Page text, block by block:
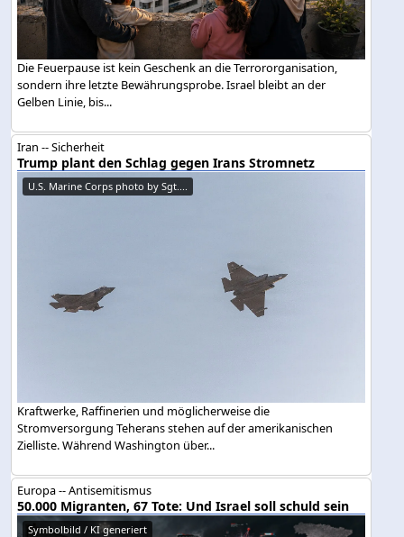
Die Feuerpause ist kein Geschenk an die Terrororganisation,
sondern ihre letzte Bewährungsprobe. Israel bleibt an der
Gelben Linie, bis...
Iran -- Sicherheit
Trump plant den Schlag gegen Irans Stromnetz
U.S. Marine Corps photo by Sgt....
Kraftwerke, Raffinerien und möglicherweise die
Stromversorgung Teherans stehen auf der amerikanischen
Zielliste. Während Washington über...
Europa -- Antisemitismus
50.000 Migranten, 67 Tote: Und Israel soll schuld sein
Symbolbild / KI generiert